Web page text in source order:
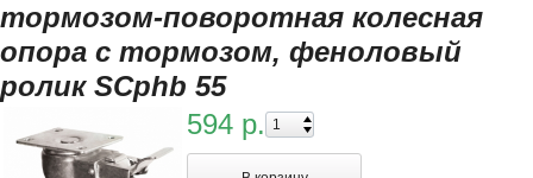
тормозом-поворотная колесная
опора с тормозом, феноловый
ролик SCphb 55
594 р.